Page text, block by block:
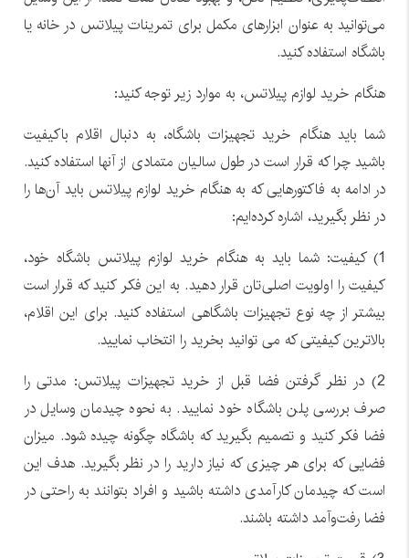
می‌توانید به عنوان ابزارهای مکمل برای تمرینات پیلاتس در خانه یا
باشگاه استفاده کنید.
هنگام خرید لوازم پیلاتس، به موارد زیر توجه کنید:
شما باید هنگام خرید تجهیزات باشگاه، به دنبال اقلام باکیفیت
باشید چرا که قرار است در طول سالیان متمادی از آنها استفاده کنید.
در ادامه به فاکتورهایی که به هنگام خرید لوازم پیلاتس باید آن‌ها را
در نظر بگیرید، اشاره کرده‌ایم:
1) کیفیت: شما باید به هنگام خرید لوازم پیلاتس باشگاه خود،
کیفیت را اولویت اصلی‌تان قرار دهید. به این فکر کنید که قرار است
بیشتر از چه نوع تجهیزات باشگاهی استفاده کنید. برای این اقلام،
بالاترین کیفیتی که می توانید بخرید را انتخاب نمایید.
2) در نظر گرفتن فضا قبل از خرید تجهیزات پیلاتس: مدتی را
صرف بررسی پلن باشگاه خود نمایید. به نحوه چیدمان وسایل در
فضا فکر کنید و تصمیم بگیرید که باشگاه چگونه چیده شود. میزان
فضایی که برای هر چیزی که نیاز دارید را در نظر بگیرید. هدف این
است که چیدمان کارآمدی داشته باشید و افراد بتوانند به راحتی در
فضا رفت‌وآمد داشته باشند.